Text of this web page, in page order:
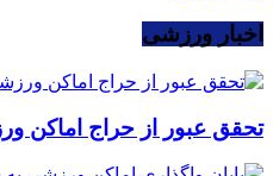
اخبار ورزشی
تحقق عبور از حراج اماکن